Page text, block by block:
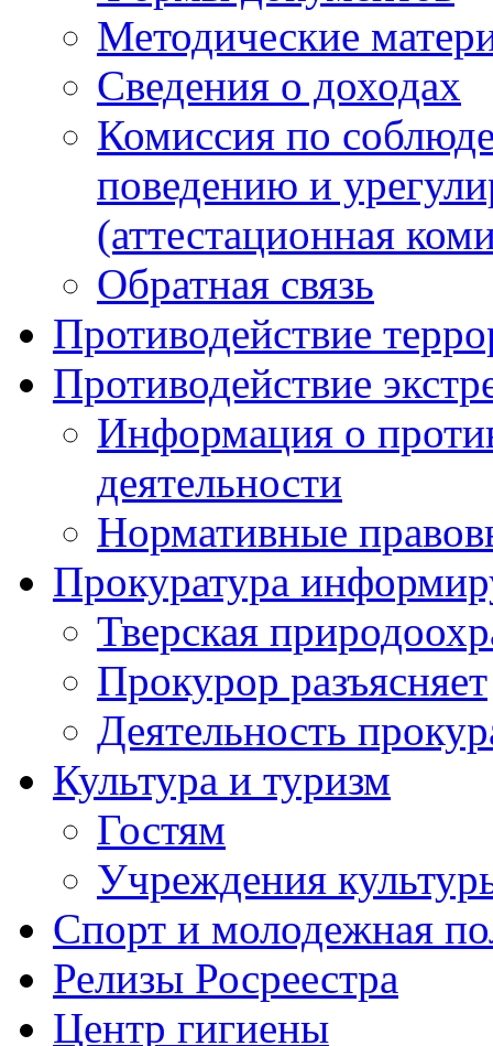
Методические
Сведения о доходах
Комиссия по
поведению и
(аттестационная
Обратная связь
Противодействие
Противодействие
Информация о
деятельности
Нормативные
Прокуратура
Тверская
Прокурор разъясняет
Деятельность
Культура и туризм
Гостям
Учреждения
Спорт и молодежная
Релизы Росреестра
Центр гигиены